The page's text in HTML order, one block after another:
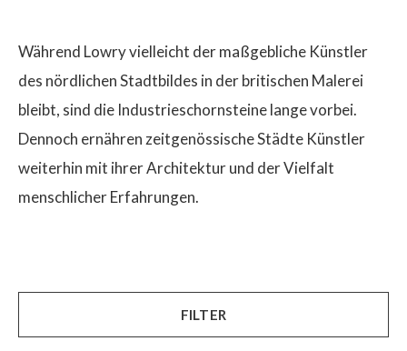
Während Lowry vielleicht der maßgebliche Künstler
des nördlichen Stadtbildes in der britischen Malerei
bleibt, sind die Industrieschornsteine lange vorbei.
Dennoch ernähren zeitgenössische Städte Künstler
weiterhin mit ihrer Architektur und der Vielfalt
menschlicher Erfahrungen.
FILTER